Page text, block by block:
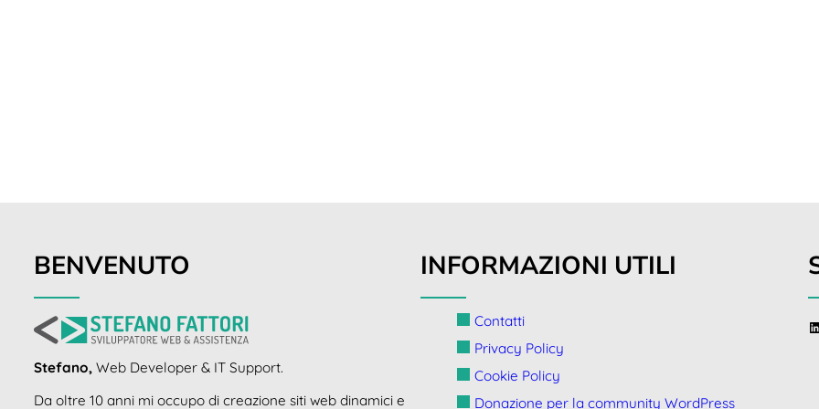
BENVENUTO
Stefano, Web Developer & IT Support.
Da oltre 10 anni mi occupo di creazione siti web dinamici e
INFORMAZIONI UTILI
Contatti
Privacy Policy
Cookie Policy
Donazione per la community WordPress